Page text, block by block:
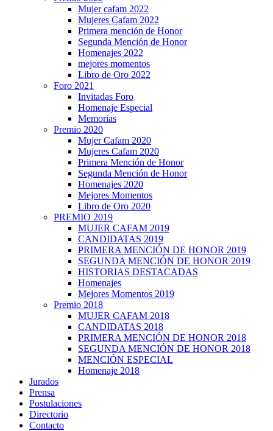
Mujer cafam 2022
Mujeres Cafam 2022
Primera mención de Honor
Segunda Mención de Honor
Homenajes 2022
mejores momentos
Libro de Oro 2022
Foro 2021
Invitadas Foro
Homenaje Especial
Memorias
Premio 2020
Mujer Cafam 2020
Mujeres Cafam 2020
Primera Mención de Honor
Segunda Mención de Honor
Homenajes 2020
Mejores Momentos
Libro de Oro 2020
PREMIO 2019
MUJER CAFAM 2019
CANDIDATAS 2019
PRIMERA MENCIÓN DE HONOR 2019
SEGUNDA MENCIÓN DE HONOR 2019
HISTORIAS DESTACADAS
Homenajes
Mejores Momentos 2019
Premio 2018
MUJER CAFAM 2018
CANDIDATAS 2018
PRIMERA MENCIÓN DE HONOR 2018
SEGUNDA MENCIÓN DE HONOR 2018
MENCIÓN ESPECIAL
Homenaje 2018
Jurados
Prensa
Postulaciones
Directorio
Contacto